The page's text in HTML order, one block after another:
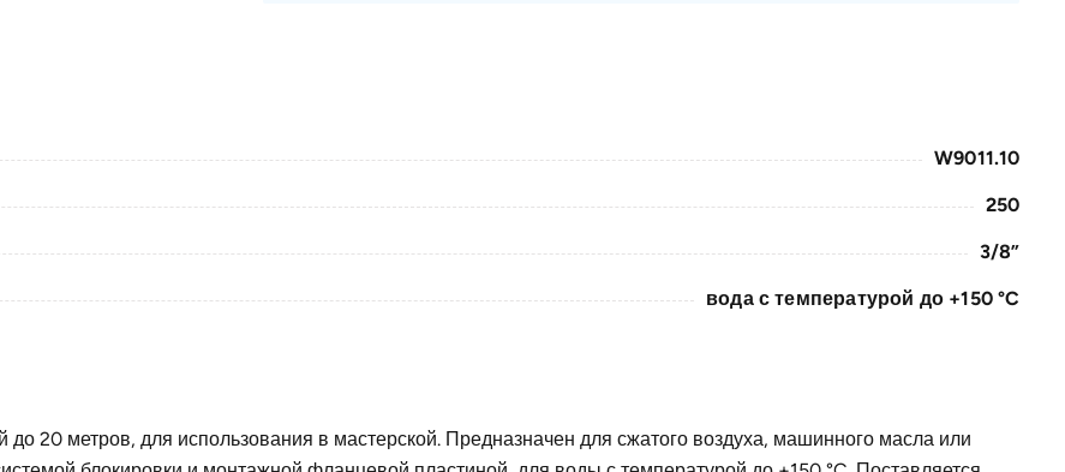
W9011.10
250
3/8”
вода с температурой до +150 °C
окрашенная листовая сталь
20 метров, для использования в мастерской. Предназначен для сжатого воздуха, машинного масла или